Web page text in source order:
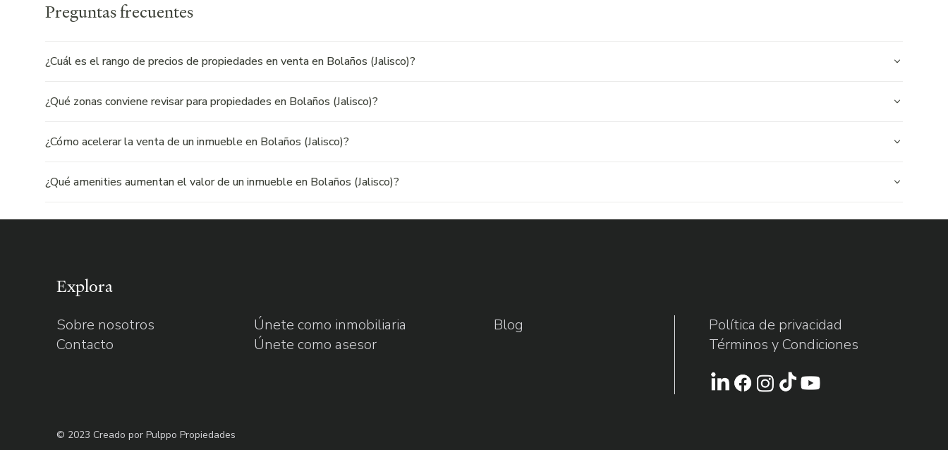
Preguntas frecuentes
¿Cuál es el rango de precios de propiedades en venta en Bolaños (Jalisco)?
¿Qué zonas conviene revisar para propiedades en Bolaños (Jalisco)?
¿Cómo acelerar la venta de un inmueble en Bolaños (Jalisco)?
¿Qué amenities aumentan el valor de un inmueble en Bolaños (Jalisco)?
Explora
Sobre nosotros
Contacto
Únete como inmobiliaria
Únete como asesor
Blog
Política de privacidad
Términos y Condiciones
© 2023 Creado por Pulppo Propiedades